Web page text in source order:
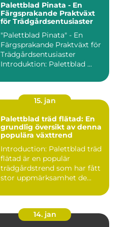
Palettblad Pinata - En
Färgsprakande Praktväxt
för Trädgårdsentusiaster
"Palettblad Pinata" - En
Färgsprakande Praktväxt för
Trädgårdsentusiaster
Introduktion: Palettblad ...
15. jan
Palettblad träd flätad: En
grundlig översikt av denna
populära växttrend
Introduction: Palettblad träd
flätad är en populär
trädgårdstrend som har fått
stor uppmärksamhet de...
14. jan